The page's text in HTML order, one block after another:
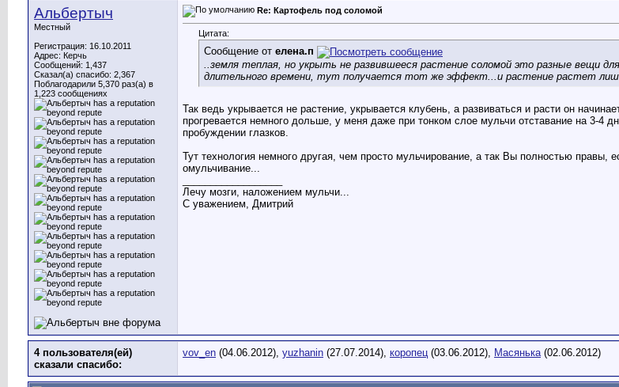
Альбертыч
Местный
Регистрация: 16.10.2011
Адрес: Керчь
Сообщений: 1,437
Сказал(а) спасибо: 2,367
Поблагодарили 5,370 раз(а) в
1,223 сообщениях
Re: Картофель под соломой
Цитата:
Сообщение от елена.п
..земля теплая, но укрыть не развившееся растение соломой это разные вещи
длительного времени, тут получается тот же эффект...и растение растет
Так ведь укрывается не растение, укрывается клубень, а развиваться и расти он
прогревается немного дольше, у меня даже при тонком слое мульчи отставание на 3-4
пробуждении глазков.
Тут технология немного другая, чем просто мульчирование, а так Вы полностью правы,
омульчивание...
Лечу мозги, наложением мульчи...
С уважением, Дмитрий
4 пользователя(ей)
сказали cпасибо:
vov_en (04.06.2012), yuzhanin (27.07.2014), коропец(03.06.2012), Масянька(02.06.2012)